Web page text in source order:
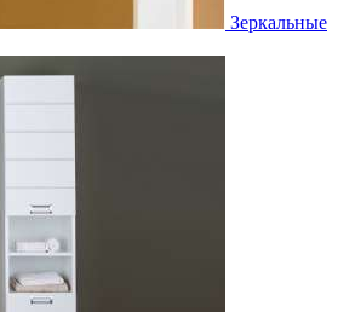
Зеркальные